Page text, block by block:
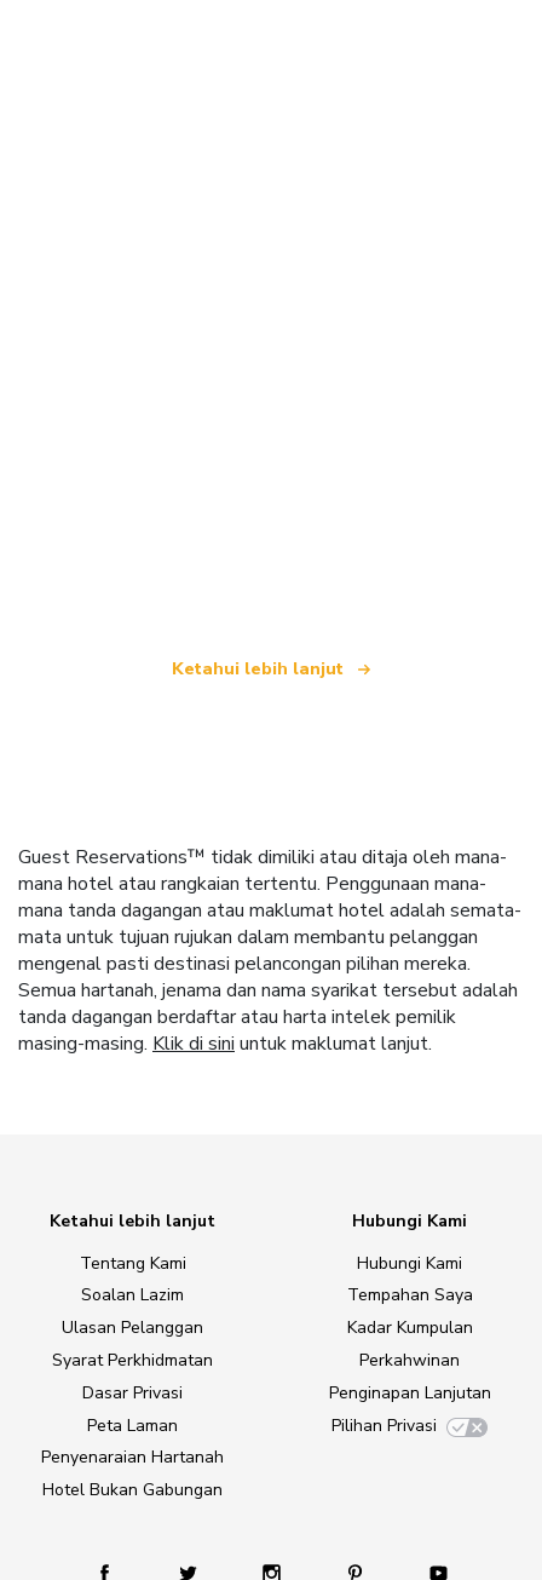
Ketahui lebih lanjut
Guest Reservations™ tidak dimiliki atau ditaja oleh mana-
mana hotel atau rangkaian tertentu. Penggunaan mana-
mana tanda dagangan atau maklumat hotel adalah semata-
mata untuk tujuan rujukan dalam membantu pelanggan
mengenal pasti destinasi pelancongan pilihan mereka.
Semua hartanah, jenama dan nama syarikat tersebut adalah
tanda dagangan berdaftar atau harta intelek pemilik
masing-masing. Klik di sini untuk maklumat lanjut.
Ketahui lebih lanjut
Tentang Kami
Soalan Lazim
Ulasan Pelanggan
Syarat Perkhidmatan
Dasar Privasi
Peta Laman
Penyenaraian Hartanah
Hotel Bukan Gabungan
Hubungi Kami
Hubungi Kami
Tempahan Saya
Kadar Kumpulan
Perkahwinan
Penginapan Lanjutan
Pilihan Privasi